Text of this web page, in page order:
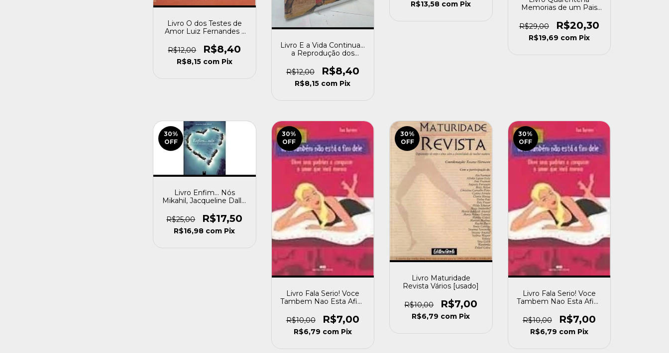
Livro O dos Testes de
Amor Luiz Fernandes (
R$12,00
R$8,40
R$8,15 com Pix
Livro E a Vida Continua...
a Reprodução dos
Rosicler Martins
Rodrigues [usado]
R$12,00 R$8,40
R$8,15 com Pix
R$13,58 com Pix
Memorias de um Pais
[novo]
R$29,00 R$20,30
R$19,69 com Pix
30%
OFF
Livro Enfim... Nós
Mikahil, Jacqueline Dallal
R$25,00
R$17,50
R$16,98 com Pix
30%
OFF
Livro Fala Serio! Voce
Tambem Nao Esta Afim
R$10,00
R$7,00
R$6,79 com Pix
30%
OFF
Livro Maturidade
Revista Vários [usado]
R$10,00 R$7,00
R$6,79 com Pix
30%
OFF
Livro Fala Serio! Voce
Tambem Nao Esta Afim
R$10,00
R$7,00
R$6,79 com Pix